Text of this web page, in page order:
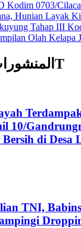
Kodim 0703/
Hunian Layak
Tahap III
Olah Kelapa
المنشورات ذات الصلةT
10/
di Desa
TNI,